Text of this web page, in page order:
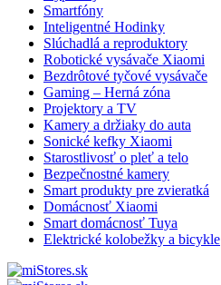
Smartfóny
Inteligentné Hodinky
Slúchadlá a reproduktory
Robotické vysávače Xiaomi
Bezdrôtové tyčové vysávače
Gaming – Herná zóna
Projektory a TV
Kamery a držiaky do auta
Sonické kefky Xiaomi
Starostlivosť o pleť a telo
Bezpečnostné kamery
Smart produkty pre zvieratká
Domácnosť Xiaomi
Smart domácnosť Tuya
Elektrické kolobežky a bicykle